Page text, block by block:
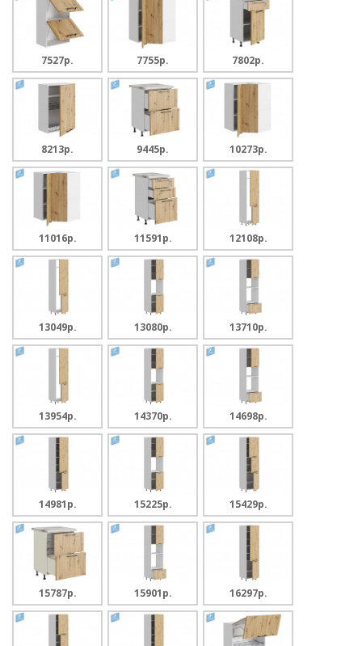
7527p. 7755p. 7802p.
8213p. 9445p. 10273p.
11016p. 11591p. 12108p.
13049p. 13080p. 13710p.
13954p. 14370p. 14698p.
14981p. 15225p. 15429p.
15787p. 15901p. 16297p.